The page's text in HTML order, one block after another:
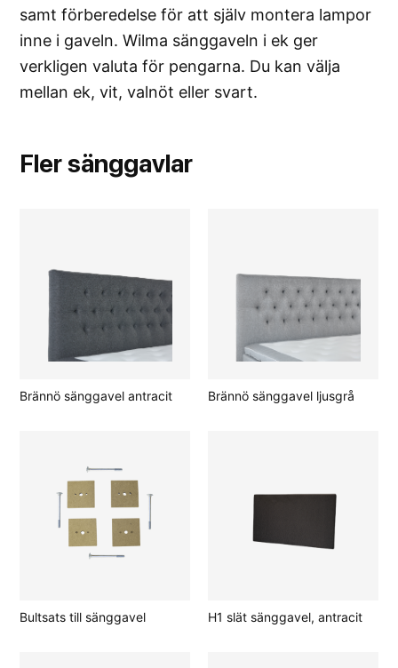
samt förberedelse för att själv montera lampor
inne i gaveln. Wilma sänggaveln i ek ger
verkligen valuta för pengarna. Du kan välja
mellan ek, vit, valnöt eller svart.
Flersänggavlar
Brännö sänggavel antracit Brännö sänggavel ljusgrå
Bultsats till sänggavel H1 slät sänggavel, antracit